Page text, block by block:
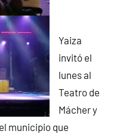
Yaiza
invitó el
lunes al
Teatro de
Mácher y
municipio que